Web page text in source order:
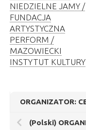
NIEDZIELNE JAMY /
FUNDACJA
ARTYSTYCZNA
PERFORM /
MAZOWIECKI
INSTYTUT KULTURY